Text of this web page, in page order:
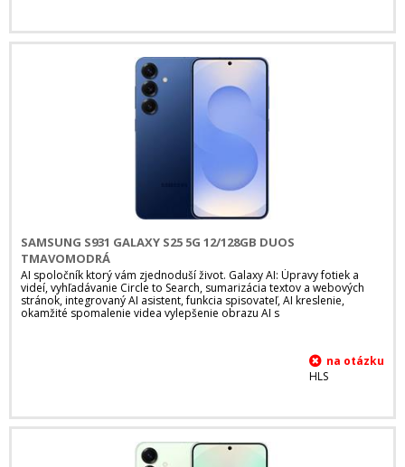
SAMSUNG S931 GALAXY S25 5G 12/128GB DUOS
TMAVOMODRÁ
AI spoločník ktorý vám zjednoduší život. Galaxy AI: Úpravy fotiek a
videí, vyhľadávanie Circle to Search, sumarizácia textov a webových
stránok, integrovaný AI asistent, funkcia spisovateľ, AI kreslenie,
okamžité spomalenie videa vylepšenie obrazu AI s
HLS